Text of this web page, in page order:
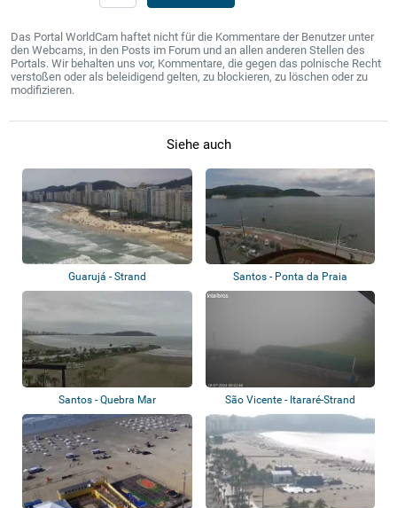
Das Portal WorldCam haftet nicht für die Kommentare der Benutzer unter
den Webcams, in den Posts im Forum und an allen anderen Stellen des
Portals. Wir behalten uns vor, Kommentare, die gegen das polnische Recht
verstoßen oder als beleidigend gelten, zu blockieren, zu löschen oder zu
modifizieren.
Siehe auch
Guarujá - Strand Santos - Ponta da Praia
Santos - Quebra Mar São Vicente - Itararé-Strand